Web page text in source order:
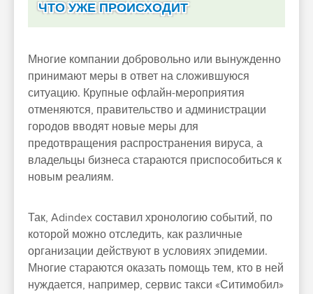
ЧТО УЖЕ ПРОИСХОДИТ
Многие компании добровольно или вынужденно
принимают меры в ответ на сложившуюся
ситуацию. Крупные офлайн-мероприятия
отменяются, правительство и администрации
городов вводят новые меры для
предотвращения распространения вируса, а
владельцы бизнеса стараются приспособиться к
новым реалиям.
Так, Adindex составил хронологию событий, по
которой можно отследить, как различные
организации действуют в условиях эпидемии.
Многие стараются оказать помощь тем, кто в ней
нуждается, например, сервис такси «Ситимобил»